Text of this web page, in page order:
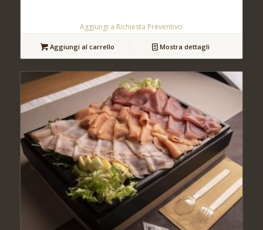
Aggiungi a Richiesta Preventivo
Aggiungi al carrello Mostra dettagli